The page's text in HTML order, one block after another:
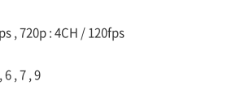
, 720p : 4CH / 120fps
6 , 7 , 9